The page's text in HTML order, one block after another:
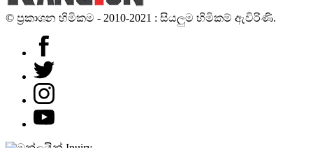
© ප්‍රකාශන හිමිකම - 2010-2021 : සියලුම හිමිකම් ඇවිරිණි.